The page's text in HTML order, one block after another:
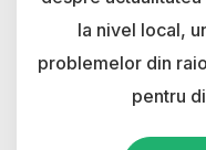
la nivel local,
problemelor din
pentru